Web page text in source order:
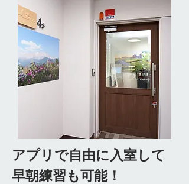
​アプリで自由に入室して
早朝練習も可能！